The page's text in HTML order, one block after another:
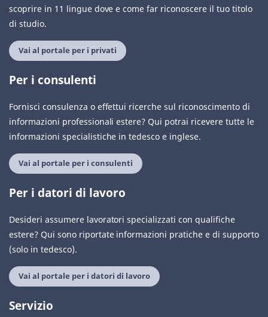
scoprire in 11 lingue dove e come far riconoscere il tuo titolo
di studio.
Vai al portale per i privati
Per i consulenti
Fornisci consulenza o effettui ricerche sul riconoscimento di
informazioni professionali estere? Qui potrai ricevere tutte le
informazioni specialistiche in tedesco e inglese.
Vai al portale per i consulenti
Per i datori di lavoro
Desideri assumere lavoratori specializzati con qualifiche
estere? Qui sono riportate informazioni pratiche e di supporto
(solo in tedesco).
Vai al portale per i datori di lavoro
Servizio